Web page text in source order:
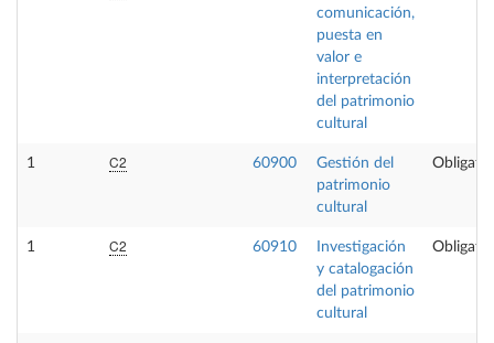
comunicación,
puesta en
valor e
interpretación
del patrimonio
cultural
1 C2 60900
Gestión del
patrimonio
cultural
1 C2 60910
Investigación
y catalogación
del patrimonio
cultural